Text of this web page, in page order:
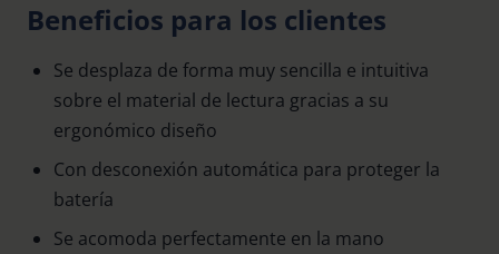
Beneficios para los clientes
Se desplaza de forma muy sencilla e intuitiva
sobre el material de lectura gracias a su
ergonómico diseño
Con desconexión automática para proteger la
batería
Se acomoda perfectamente en la mano